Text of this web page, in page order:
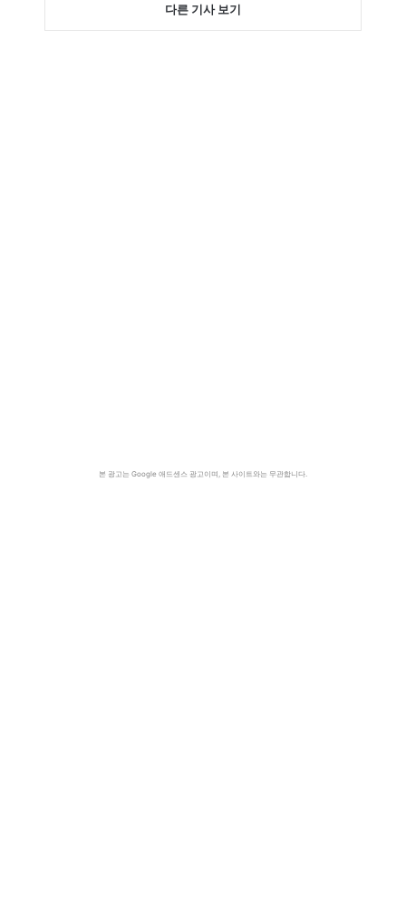
다른 기사 보기
본 광고는 Google 애드센스 광고이며, 본 사이트와는 무관합니다.